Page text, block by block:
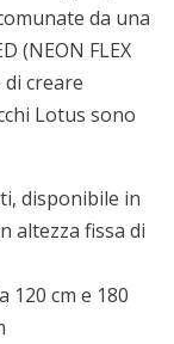
da una
(NEON FLEX
di creare
Lotus sono
disponibile in
altezza fissa di
120 cm e 180